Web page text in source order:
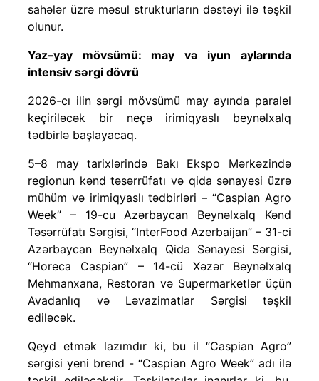
sahələr üzrə məsul strukturların dəstəyi ilə təşkil
olunur.
Yaz–yay mövsümü: may və iyun aylarında
intensiv sərgi dövrü
2026-cı ilin sərgi mövsümü may ayında paralel
keçiriləcək bir neçə irimiqyaslı beynəlxalq
tədbirlə başlayacaq.
5–8 may tarixlərində Bakı Ekspo Mərkəzində
regionun kənd təsərrüfatı və qida sənayesi üzrə
mühüm və irimiqyaslı tədbirləri – “Caspian Agro
Week” – 19-cu Azərbaycan Beynəlxalq Kənd
Təsərrüfatı Sərgisi, “InterFood Azerbaijan” – 31-ci
Azərbaycan Beynəlxalq Qida Sənayesi Sərgisi,
“Horeca Caspian” – 14-cü Xəzər Beynəlxalq
Mehmanxana, Restoran və Supermarketlər üçün
Avadanlıq və Ləvazimatlar Sərgisi təşkil
ediləcək.
Qeyd etmək lazımdır ki, bu il “Caspian Agro”
sərgisi yeni brend - “Caspian Agro Week” adı ilə